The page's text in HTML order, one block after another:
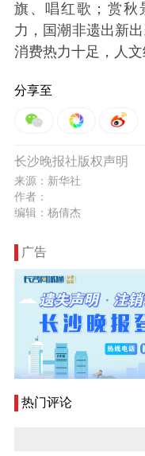
旗、唱红歌；赏秋
力，国潮非遗出新
消费热力十足，人文
分享至
长沙晚报社版权声明
来源：新华社
作者：
编辑：杨倩杰
广告
热门评论